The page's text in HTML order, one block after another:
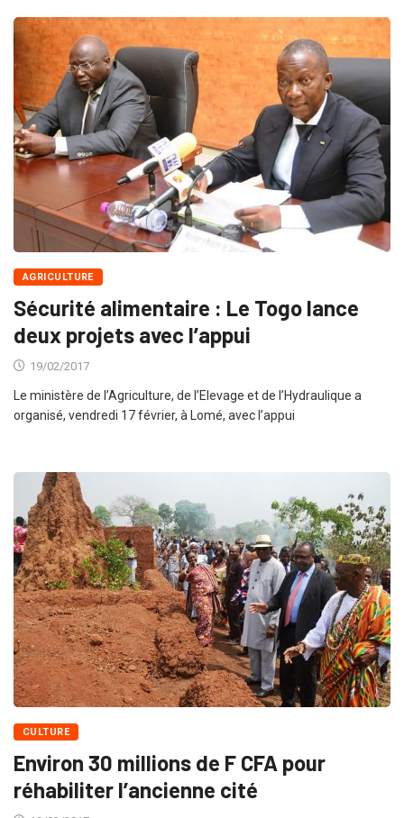
AGRICULTURE
Sécurité alimentaire : Le Togo lance
deux projets avec l’appui
19/02/2017
Le ministère de l’Agriculture, de l’Elevage et de l’Hydraulique a
organisé, vendredi 17 février, à Lomé, avec l’appui
CULTURE
Environ 30 millions de F CFA pour
réhabiliter l’ancienne cité